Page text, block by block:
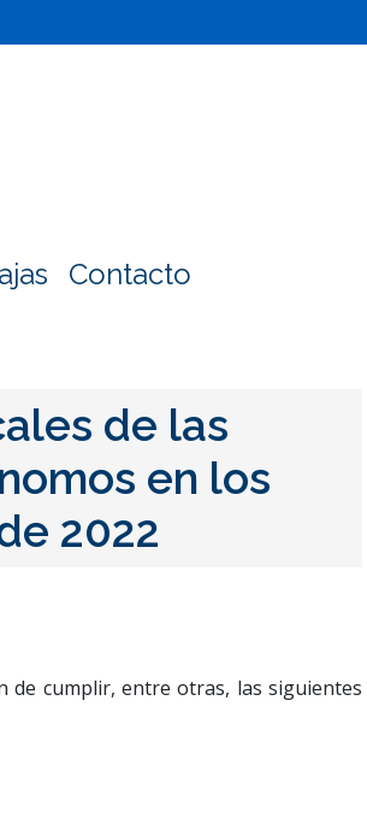
Contacto
de las
en los
2022
de cumplir, entre otras, las siguientes